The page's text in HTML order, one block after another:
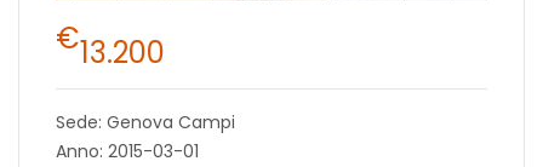
€13.200
Sede: Genova Campi
Anno: 2015-03-01